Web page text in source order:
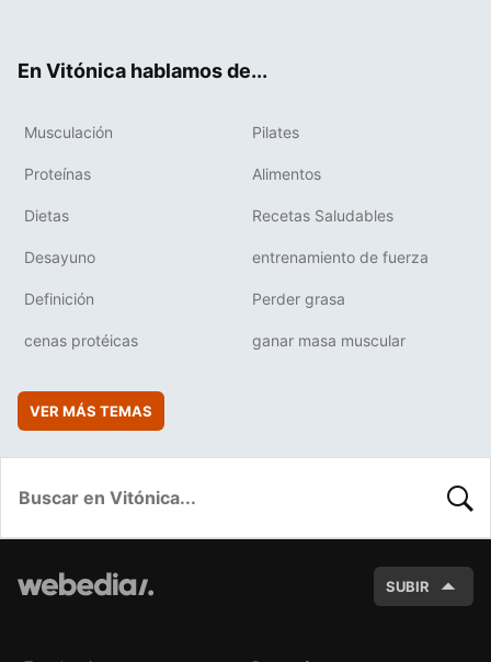
En Vitónica hablamos de...
Musculación Pilates
Proteínas Alimentos
Dietas Recetas Saludables
Desayuno entrenamiento de fuerza
Definición Perder grasa
cenas protéicas ganar masa muscular
VER MÁS TEMAS
SUBIR